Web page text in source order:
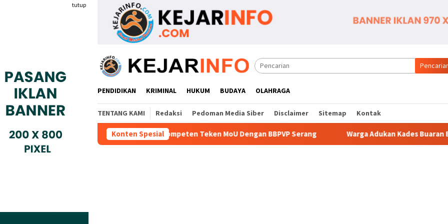
tutup
PENDIDIKAN KRIMINAL HUKUM BUDAYA OLAHRAGA
TENTANG KAMI Redaksi Pedoman Media Siber Disclaimer Sitemap Kontak
Konten Spesial
Gyokai Indonesia Kompeten Teken MoU Dengan BBPVP Serang Warga Adukan Kades Buaran Bambu Atas